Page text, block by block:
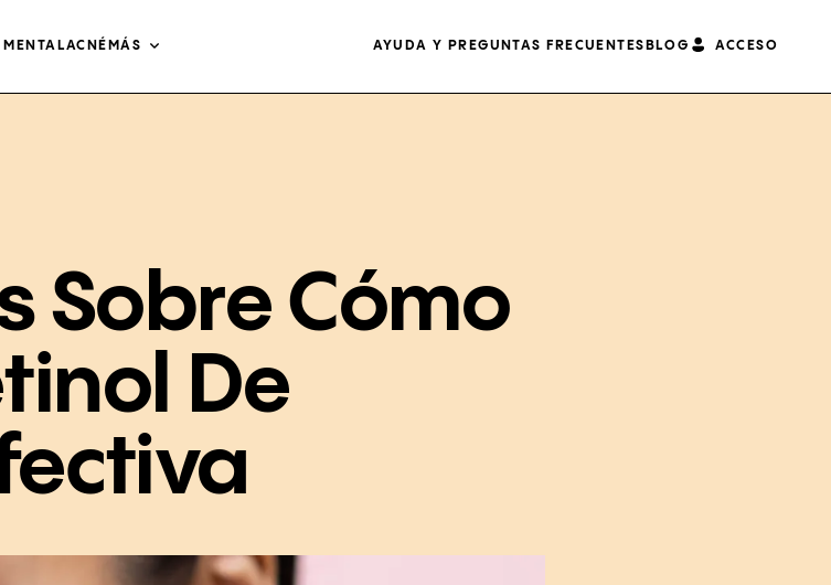
ACNÉ MÁS AYUDA Y PREGUNTAS FRECUENTES BLOG ACCESO
Sobre Cómo
De